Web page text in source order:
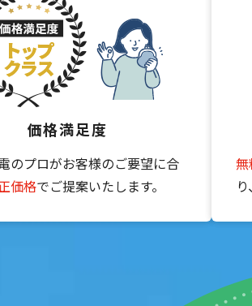
の契約が良かったのか悪かったのかについ
だ…
思う事は、販売店様との今後のお付き合い
の度はありがとうございました。
ago
太陽光・蓄電池の設置をお願
者との打ち合わせから工事まで寄り添った
がとうございました😊
価格満足度
のプロがお客様のご要望に合
価格でご提案いたします。
無